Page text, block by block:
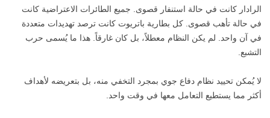
الرادار كانت في حالة استنفار قصوى. جميع الطائرات الاعتراضية كانت
في حالة تأهب قصوى. كل بطارية باتريوت كانت ترصد تهديدات متعددة
في آن واحد. لم يكن النظام معطلاً، بل كان غارقاً. هذا ما يُسمى حرب
التشبع.
لا يُمكن تحييد نظام دفاع جوي بمجرد التخفي منه، بل بتعريضه لأهداف
أكثر مما يستطيع التعامل معها في وقت واحد.